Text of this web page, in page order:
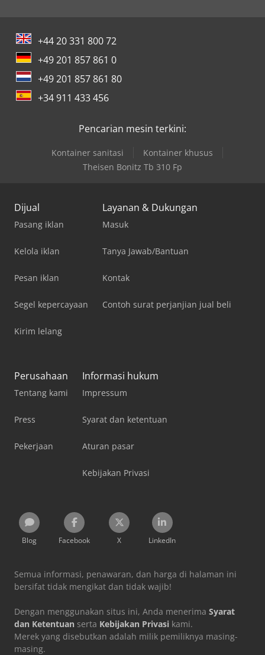
+44 20 331 800 72
+49 201 857 861 0
+49 201 857 861 80
+34 911 433 456
Pencarian mesin terkini:
Kontainer sanitasi
Kontainer khusus
Theisen Bonitz Tb 310 Fp
Dijual
Pasang iklan
Kelola iklan
Pesan iklan
Segel kepercayaan
Kirim lelang
Layanan & Dukungan
Masuk
Tanya Jawab/Bantuan
Kontak
Contoh surat perjanjian jual beli
Perusahaan
Tentang kami
Press
Pekerjaan
Informasi hukum
Impressum
Syarat dan ketentuan
Aturan pasar
Kebijakan Privasi
Blog Facebook X LinkedIn
Semua informasi, penawaran, dan harga di halaman ini
bersifat tidak mengikat dan tidak wajib!
Dengan menggunakan situs ini, Anda menerima Syarat
dan Ketentuan serta Kebijakan Privasi kami.
Merek yang disebutkan adalah milik pemiliknya masing-
masing.